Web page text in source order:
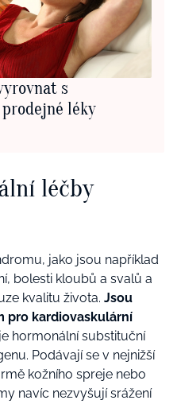
s
prodejné léky
léčby
jako jsou například
bolesti kloubů a svalů a
kvalitu života. Jsou
pro kardiovaskulární
hormonální substituční
Podávají se v nejnižší
kožního spreje nebo
navíc nezvyšují srážení